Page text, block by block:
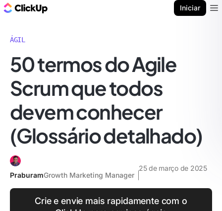
Iniciar
ÁGIL
50 termos do Agile
Scrum que todos
devem conhecer
(Glossário detalhado)
PraburamGrowth Marketing Manager
25 de março de 2025
Crie e envie mais rapidamente com o